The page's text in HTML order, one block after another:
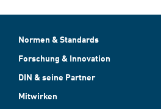
Normen & Standards
Forschung & Innovation
DIN & seine Partner
Mitwirken